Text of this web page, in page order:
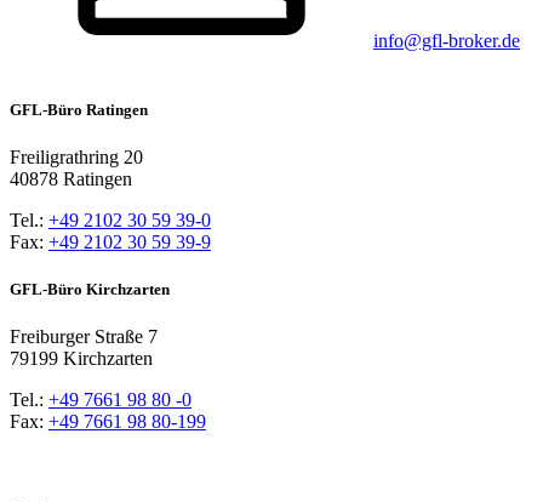
info@gfl-broker.de
GFL-Büro Ratingen
Freiligrathring 20
40878 Ratingen
Tel.: +49 2102 30 59 39-0
Fax: +49 2102 30 59 39-9
GFL-Büro Kirchzarten
Freiburger Straße 7
79199 Kirchzarten
Tel.: +49 7661 98 80 -0
Fax: +49 7661 98 80-199